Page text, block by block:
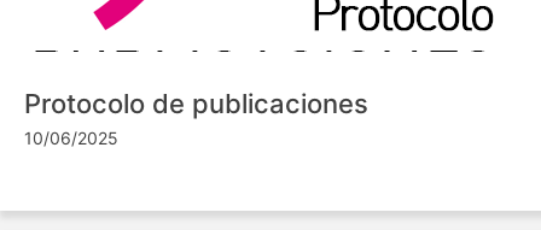
Protocolo de publicaciones
10/06/2025